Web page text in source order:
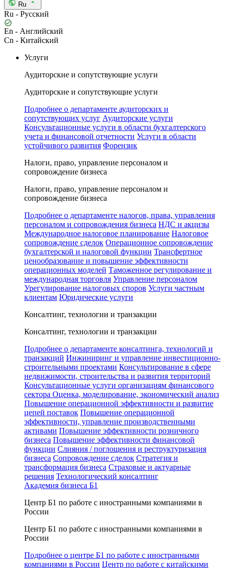
Ru
Ru - Русский
En - Английский
Cn - Китайский
Услуги
Аудиторские и сопутствующие услуги
Аудиторские и сопутствующие услуги
Подробнее о департаменте аудиторских и
сопутствующих услуг Аудиторские услуги
Консультационные услуги в области бухгалтерского
учета и финансовой отчетности Услуги в области
устойчивого развития Форензик
Налоги, право, управление персоналом и
сопровождение бизнеса
Налоги, право, управление персоналом и
сопровождение бизнеса
Подробнее о департаменте налогов, права, управления
персоналом и сопровождения бизнеса НДС и акцизы
Международное налоговое планирование Налоговое
сопровождение сделок Операционное сопровождение
бухгалтерской и налоговой функции Трансфертное
ценообразование и повышение эффективности
операционных моделей Таможенное регулирование и
международная торговля Управление персоналом
Урегулирование налоговых споров Услуги частным
клиентам Юридические услуги
Консалтинг, технологии и транзакции
Консалтинг, технологии и транзакции
Подробнее о департаменте консалтинга, технологий и
транзакций Инжиниринг и управление инвестиционно-
строительными проектами Консультирование в сфере
недвижимости, строительства и развития территорий
Консультационные услуги организациям финансового
сектора Оценка, моделирование, экономический анализ
Повышение операционной эффективности и развитие
цепей поставок Повышение операционной
эффективности, управление производственными
активами Повышение эффективности розничного
бизнеса Повышение эффективности финансовой
функции Слияния / поглощения и реструктуризация
бизнеса Сопровождение сделок Стратегия и
трансформация бизнеса Страховые и актуарные
решения Технологический консалтинг
Академия бизнеса Б1
Центр Б1 по работе с иностранными компаниями в
России
Центр Б1 по работе с иностранными компаниями в
России
Подробнее о центре Б1 по работе с иностранными
компаниями в России Центр по работе с китайскими